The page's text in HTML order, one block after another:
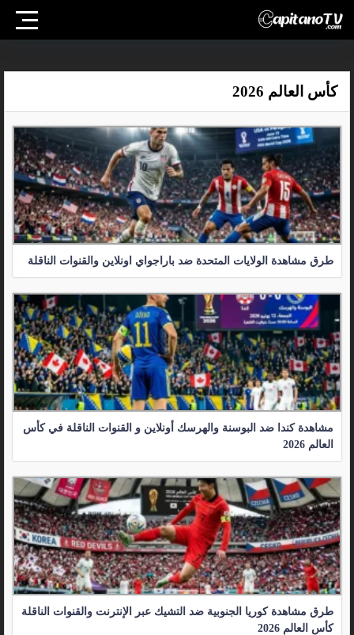
كأس العالم 2026
طرق مشاهدة الولايات المتحدة ضد باراجواي اونلاين والقنوات الناقلة
مشاهدة كندا ضد البوسنة والهرسك أونلاين و القنوات الناقلة في كأس
العالم 2026
طرق مشاهدة كوريا الجنوبية ضد التشيك عبر الإنترنت والقنوات الناقلة
كأس العالم 2026